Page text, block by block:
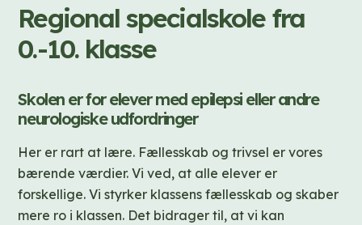
Regional specialskole fra
0.-10. klasse
Skolen er for elever med epilepsi eller andre
neurologiske udfordringer
Her er rart at lære. Fællesskab og trivsel er vores
bærende værdier. Vi ved, at alle elever er
forskellige. Vi styrker klassens fællesskab og skaber
mere ro i klassen. Det bidrager til, at vi kan